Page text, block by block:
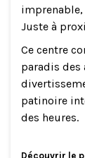
Juste à
Ce centre
paradis des
patinoire
des heures.
Découvrir le